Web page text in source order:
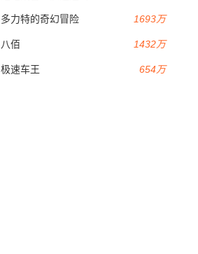
1693万
多力特的奇幻冒险
1432万
八佰
654万
极速车王